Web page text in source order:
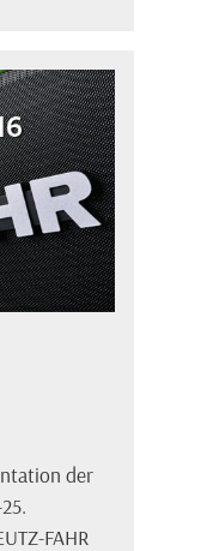
der
FAHR